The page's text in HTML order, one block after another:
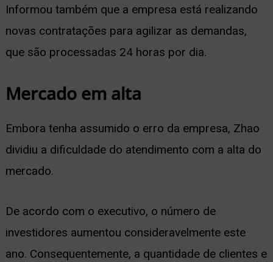
Informou também que a empresa está realizando
novas contratações para agilizar as demandas,
que são processadas 24 horas por dia.
Mercado em alta
Embora tenha assumido o erro da empresa, Zhao
dividiu a dificuldade do atendimento com a alta do
mercado.
De acordo com o executivo, o número de
investidores aumentou consideravelmente este
ano. Consequentemente, a quantidade de clientes e